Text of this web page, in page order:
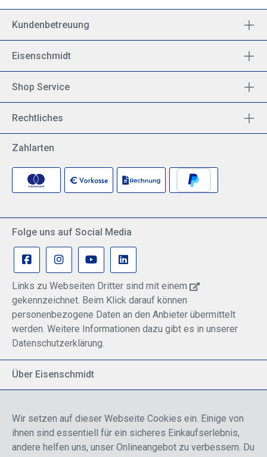
Kundenbetreuung
Eisenschmidt
Shop Service
Rechtliches
Zahlarten
Folge uns auf Social Media
Links zu Webseiten Dritter sind mit einem
gekennzeichnet. Beim Klick darauf können
personenbezogene Daten an den Anbieter übermittelt
werden. Weitere Informationen dazu gibt es in unserer
Datenschutzerklärung.
Über Eisenschmidt
Breite Palette von Luftfahrtprodukten
Fokus auf Pilotenausbildung
Wir setzen auf dieser Webseite Cookies ein. Einige von
ihnen sind essentiell für ein sicheres Einkaufserlebnis,
andere helfen uns, unser Onlineangebot zu verbessern. Du